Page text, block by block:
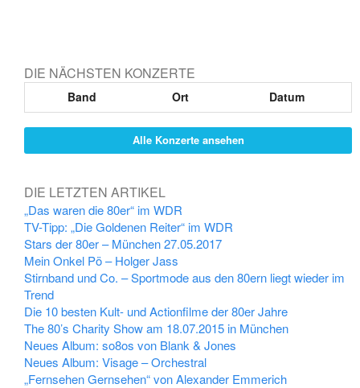
DIE NÄCHSTEN KONZERTE
Band Ort Datum
Alle Konzerte ansehen
DIE LETZTEN ARTIKEL
„Das waren die 80er“ im WDR
TV-Tipp: „Die Goldenen Reiter“ im WDR
Stars der 80er – München 27.05.2017
Mein Onkel Pö – Holger Jass
Stirnband und Co. – Sportmode aus den 80ern liegt wieder im
Trend
Die 10 besten Kult- und Actionfilme der 80er Jahre
The 80’s Charity Show am 18.07.2015 in München
Neues Album: so8os von Blank & Jones
Neues Album: Visage – Orchestral
„Fernsehen Gernsehen“ von Alexander Emmerich